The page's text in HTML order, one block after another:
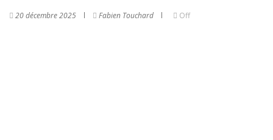
20 décembre 2025 Fabien Touchard Off